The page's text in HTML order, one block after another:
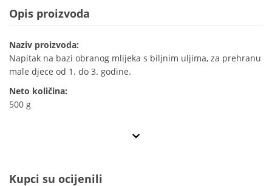
Opis proizvoda
Naziv proizvoda:
Napitak na bazi obranog mlijeka s biljnim uljima, za prehranu
male djece od 1. do 3. godine.
Neto količina:
500 g
Kupci su ocijenili